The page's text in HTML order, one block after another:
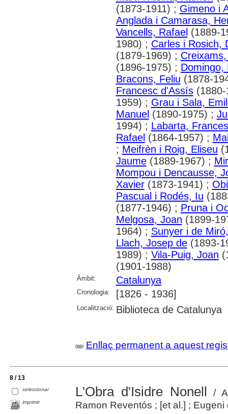
(1873-1911) ; Gimeno i
Anglada i Camarasa,
Vancells, Rafael(1889-
1980) ; Carles i Rosich,
(1879-1969) ;
(1896-1975) ; Domingo,
Bracons, Feliu (1878-
Francesc d'Assís
1959) ; Grau i Sala,
Manuel(1890-1975) ;
1994) ; Labarta,
Rafael(1864-1957) ;
; Meifrèn i Roig, Eliseu
Jaume(1889-1967) ;
Mompou i Dencausse,
Xavier(1873-1941) ;
Pascual i Rodés, Iu
(1877-1946) ; Pruna i
Melgosa, Joan (1899-
1964) ; Sunyer i de
Llach, Josep de(1893-
1989) ; Vila-Puig, Joan
(1901-1988)
Àmbit: Catalunya
Cronologia: [1826 - 1936]
Localització: Biblioteca de Catalunya
Enllaç permanent a aquest
8 / 13
seleccionar
imprimir
L'Obra d'Isidre Nonell /
Ramon Reventós ; [et al.] ; Eugeni